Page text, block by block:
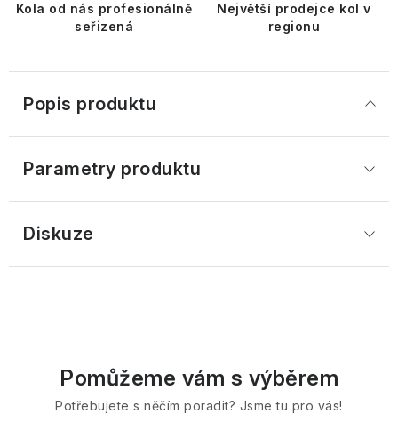
Kola od nás profesionálně
seřizená
Největší prodejce kol v
regionu
Popis produktu
Parametry produktu
Diskuze
Pomůžeme vám s výběrem
Potřebujete s něčím poradit? Jsme tu pro vás!